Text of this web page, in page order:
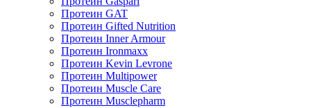
Протеин GAT
Протеин Gifted Nutrition
Протеин Inner Armour
Протеин Ironmaxx
Протеин Kevin Levrone
Протеин Multipower
Протеин Muscle Care
Протеин Musclepharm